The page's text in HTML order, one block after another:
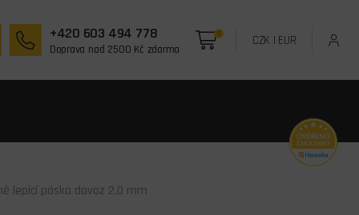
+420 603 494 778
Doprava nad 2500 Kč zdarma
0 CZK | EUR
lepící páska dovoz 2,0 mm